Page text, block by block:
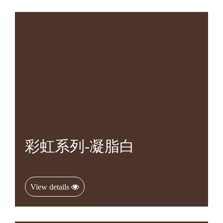
彩虹系列-凝脂白
View details